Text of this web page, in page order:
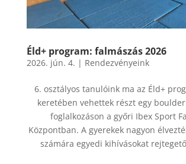
Éld+ program: falmászás 2026
2026. jún. 4. | Rendezvényeink
6. osztályos tanulóink ma az Éld+
keretében vehettek részt egy
foglalkozáson a győri Ibex Sport
Központban. A gyerekek nagyon
számára egyedi kihívásokat